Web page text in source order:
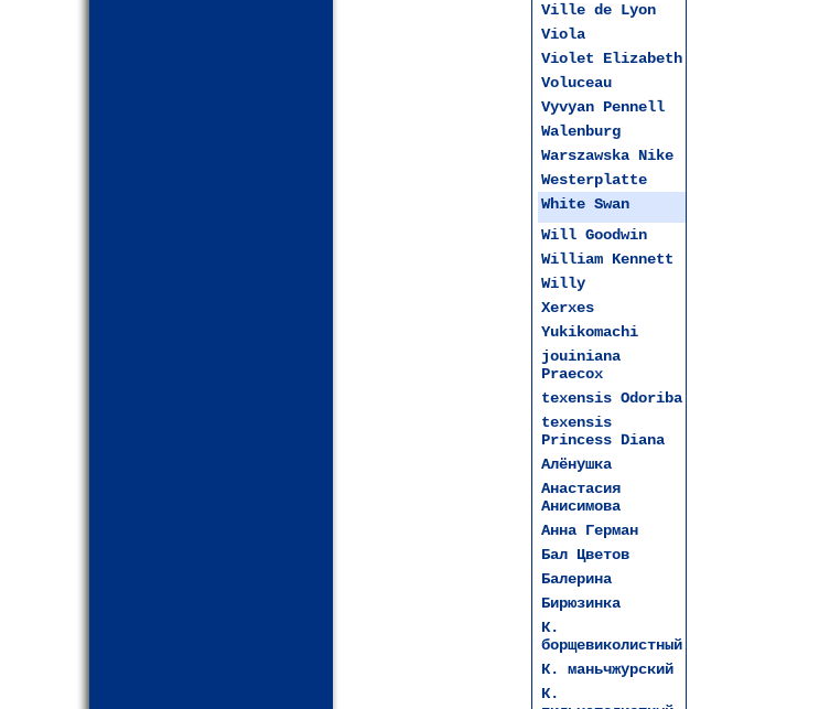
Ville de Lyon
Viola
Violet Elizabeth
Voluceau
Vyvyan Pennell
Walenburg
Warszawska Nike
Westerplatte
White Swan
Will Goodwin
William Kennett
Willy
Xerxes
Yukikomachi
jouiniana
Praecox
texensis Odoriba
texensis
Princess Diana
Алёнушка
Анастасия
Анисимова
Анна Герман
Бал Цветов
Балерина
Бирюзинка
К.
борщевиколистный
К. маньчжурский
К.